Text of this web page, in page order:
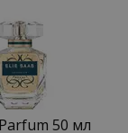
50 мл